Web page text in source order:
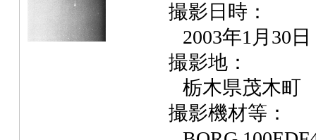
撮影日時：
2003年1月30
撮影地：
栃木県茂木町
撮影機材等：